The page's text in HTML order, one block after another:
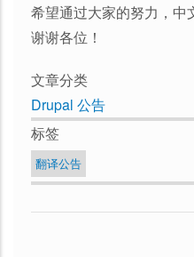
希望通过大家的努力，中
谢谢各位！
文章分类
Drupal 公告
标签
翻译公告